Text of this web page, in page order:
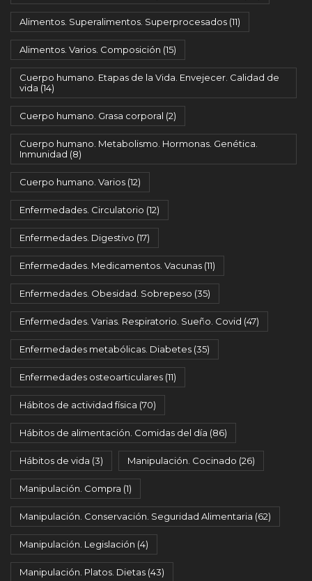
Alimentos. Superalimentos. Superprocesados (11)
Alimentos. Varios. Composición (15)
Cuerpo humano. Etapas de la Vida. Envejecer. Calidad de
vida (14)
Cuerpo humano. Grasa corporal (2)
Cuerpo humano. Metabolismo. Hormonas. Genética.
Inmunidad (8)
Cuerpo humano. Varios (12)
Enfermedades. Circulatorio (12)
Enfermedades. Digestivo (17)
Enfermedades. Medicamentos. Vacunas (11)
Enfermedades. Obesidad. Sobrepeso (35)
Enfermedades. Varias. Respiratorio. Sueño. Covid (47)
Enfermedades metabólicas. Diabetes (35)
Enfermedades osteoarticulares (11)
Hábitos de actividad física (70)
Hábitos de alimentación. Comidas del día (86)
Hábitos de vida (3) Manipulación. Cocinado (26)
Manipulación. Compra (1)
Manipulación. Conservación. Seguridad Alimentaria (62)
Manipulación. Legislación (4)
Manipulación. Platos. Dietas (43)